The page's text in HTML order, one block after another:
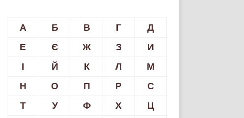
А Б В Г
Д
Е
Є Ж З
И
І
Й К Л
М
Н
О П Р
С
Т
У Ф Х
Ц